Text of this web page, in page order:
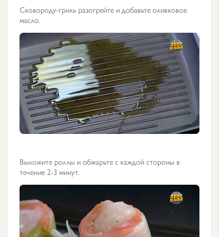
Сковороду-гриль разогрейте и добавьте оливковое
масло.
Выложите роллы и обжарьте с каждой стороны в
течение 2-3 минут.